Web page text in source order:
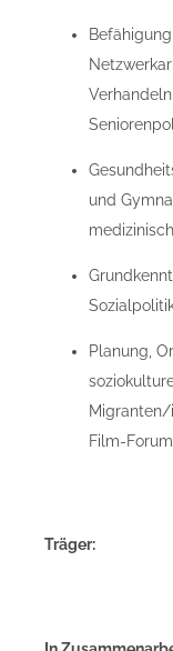
und
Planung,
Migranten/
Film-
Träger: